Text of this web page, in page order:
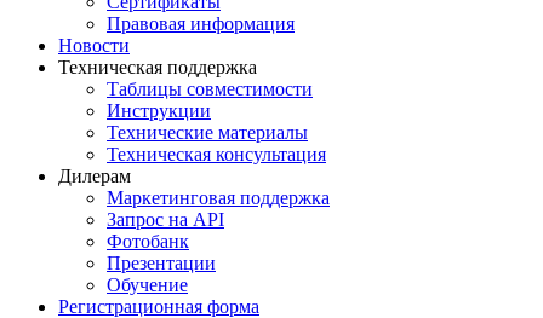
Правовая информация
Новости
Техническая поддержка
Таблицы совместимости
Инструкции
Технические материалы
Техническая консультация
Дилерам
Маркетинговая поддержка
Запрос на API
Фотобанк
Презентации
Обучение
Регистрационная форма